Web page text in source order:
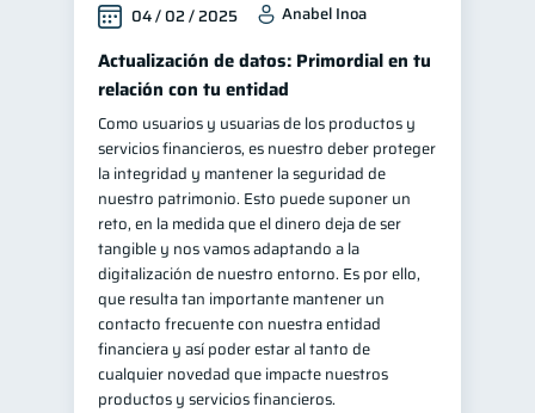
04 / 02 / 2025 Anabel Inoa
Actualización de datos: Primordial en tu
relación con tu entidad
Como usuarios y usuarias de los productos y
servicios financieros, es nuestro deber proteger
la integridad y mantener la seguridad de
nuestro patrimonio. Esto puede suponer un
reto, en la medida que el dinero deja de ser
tangible y nos vamos adaptando a la
digitalización de nuestro entorno. Es por ello,
que resulta tan importante mantener un
contacto frecuente con nuestra entidad
financiera y así poder estar al tanto de
cualquier novedad que impacte nuestros
productos y servicios financieros.